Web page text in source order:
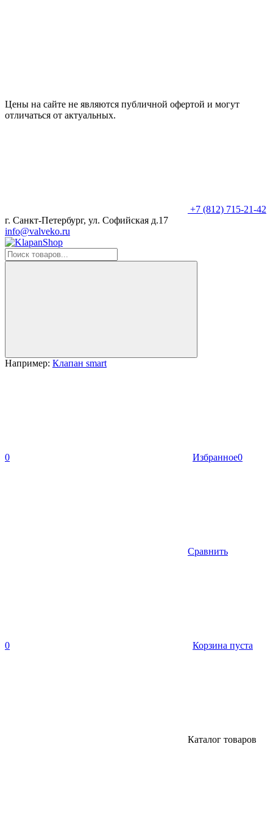
Цены на сайте не являются публичной офертой и могут
отличаться от актуальных.
+7 (812) 715-21-42
г. Санкт-Петербург, ул. Софийская д.17
info@valveko.ru
Например: Клапан smart
0 Избранное0
Сравнить
0 Корзина пуста
Каталог товаров